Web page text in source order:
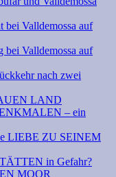
bei Valldemossa auf
bei Valldemossa auf
nach zwei
LAND
– ein
LIEBE ZU SEINEM
in Gefahr?
MOOR